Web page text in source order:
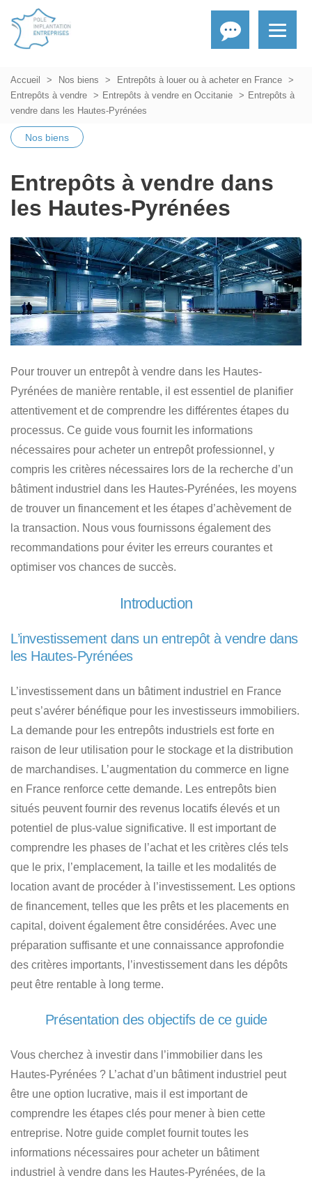
Accueil Nos biens
Entrepôts à louer ou à acheter en France
Entrepôts à vendre
Entrepôts à vendre en Occitanie
Entrepôts à
vendre dans les Hautes-Pyrénées
Nos biens
Entrepôts à vendre dans
les Hautes-Pyrénées
Pour trouver un entrepôt à vendre dans les Hautes-
Pyrénées de manière rentable, il est essentiel de planifier
attentivement et de comprendre les différentes étapes du
processus. Ce guide vous fournit les informations
nécessaires pour acheter un entrepôt professionnel , y
compris les critères nécessaires lors de la recherche d’un
bâtiment industriel dans les Hautes-Pyrénées, les moyens
de trouver un financement et les étapes d’achèvement de
la transaction. Nous vous fournissons également des
recommandations pour éviter les erreurs courantes et
optimiser vos chances de succès.
Introduction
L’investissement dans un entrepôt à vendre dans
les Hautes-Pyrénées
L’investissement dans un bâtiment industriel en France
peut s’avérer bénéfique pour les investisseurs immobiliers.
La demande pour les entrepôts industriels est forte en
raison de leur utilisation pour le stockage et la distribution
de marchandises. L’augmentation du commerce en ligne
en France renforce cette demande. Les entrepôts bien
situés peuvent fournir des revenus locatifs élevés et un
potentiel de plus-value significative. Il est important de
comprendre les phases de l’achat et les critères clés tels
que le prix, l’emplacement, la taille et les modalités de
location avant de procéder à l’investissement. Les options
de financement, telles que les prêts et les placements en
capital, doivent également être considérées. Avec une
préparation suffisante et une connaissance approfondie
des critères importants, l’investissement dans les dépôts
peut être rentable à long terme.
Présentation des objectifs de ce guide
Vous cherchez à investir dans l’immobilier dans les
Hautes-Pyrénées ? L’achat d’un bâtiment industriel peut
être une option lucrative, mais il est important de
comprendre les étapes clés pour mener à bien cette
entreprise. Notre guide complet fournit toutes les
informations nécessaires pour acheter un bâtiment
industriel à vendre dans les Hautes-Pyrénées, de la